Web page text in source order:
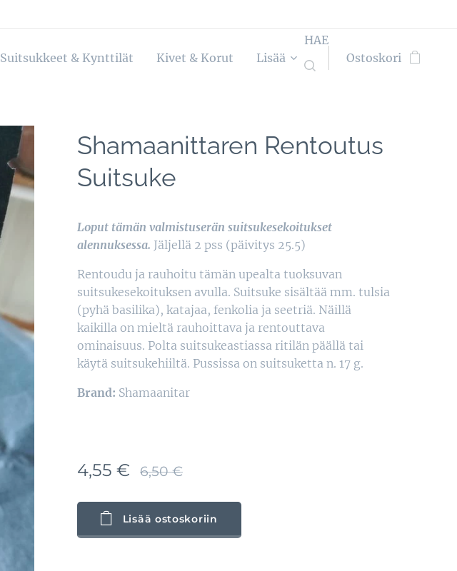
Suitsukkeet & Kynttilät Kivet & Korut Lisää
HAE
Ostoskori
Shamaanittaren Rentoutus
Suitsuke
Loput tämän valmistuserän suitsukesekoitukset
alennuksessa. Jäljellä 2 pss (päivitys 25.5)
Rentoudu ja rauhoitu tämän upealta tuoksuvan
suitsukesekoituksen avulla. Suitsuke sisältää mm. tulsia
(pyhä basilika), katajaa, fenkolia ja seetriä. Näillä
kaikilla on mieltä rauhoittava ja rentouttava
ominaisuus. Polta suitsukeastiassa ritilän päällä tai
käytä suitsukehiiltä. Pussissa on suitsuketta n. 17 g.
Brand: Shamaanitar
4,55 € 6,50€
Lisää ostoskoriin